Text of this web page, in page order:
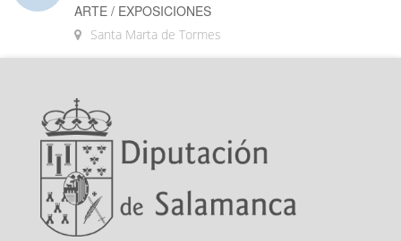
ARTE / EXPOSICIONES
Santa Marta de Tormes